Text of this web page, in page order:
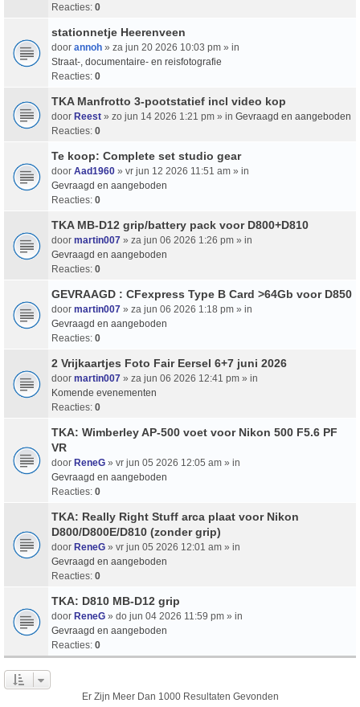
Reacties: 0
stationnetje Heerenveen
door annoh » za jun 20 2026 10:03 pm » in
Straat-, documentaire- en reisfotografie
Reacties: 0
TKA Manfrotto 3-pootstatief incl video kop
door Reest » zo jun 14 2026 1:21 pm » in Gevraagd en aangeboden
Reacties: 0
Te koop: Complete set studio gear
door Aad1960 » vr jun 12 2026 11:51 am » in
Gevraagd en aangeboden
Reacties: 0
TKA MB-D12 grip/battery pack voor D800+D810
door martin007 » za jun 06 2026 1:26 pm » in
Gevraagd en aangeboden
Reacties: 0
GEVRAAGD : CFexpress Type B Card >64Gb voor D850
door martin007 » za jun 06 2026 1:18 pm » in
Gevraagd en aangeboden
Reacties: 0
2 Vrijkaartjes Foto Fair Eersel 6+7 juni 2026
door martin007 » za jun 06 2026 12:41 pm » in
Komende evenementen
Reacties: 0
TKA: Wimberley AP-500 voet voor Nikon 500 F5.6 PF
VR
door ReneG » vr jun 05 2026 12:05 am » in
Gevraagd en aangeboden
Reacties: 0
TKA: Really Right Stuff arca plaat voor Nikon
D800/D800E/D810 (zonder grip)
door ReneG » vr jun 05 2026 12:01 am » in
Gevraagd en aangeboden
Reacties: 0
TKA: D810 MB-D12 grip
door ReneG » do jun 04 2026 11:59 pm » in
Gevraagd en aangeboden
Reacties: 0
Er Zijn Meer Dan 1000 Resultaten Gevonden